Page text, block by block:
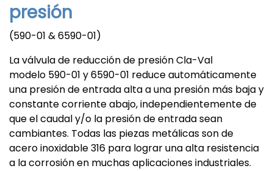
presión
(590-01 & 6590-01)
La válvula de reducción de presión Cla-Val
modelo 590-01 y 6590-01 reduce automáticamente
una presión de entrada alta a una presión más baja y
constante corriente abajo, independientemente de
que el caudal y/o la presión de entrada sean
cambiantes. Todas las piezas metálicas son de
acero inoxidable 316 para lograr una alta resistencia
a la corrosión en muchas aplicaciones industriales.